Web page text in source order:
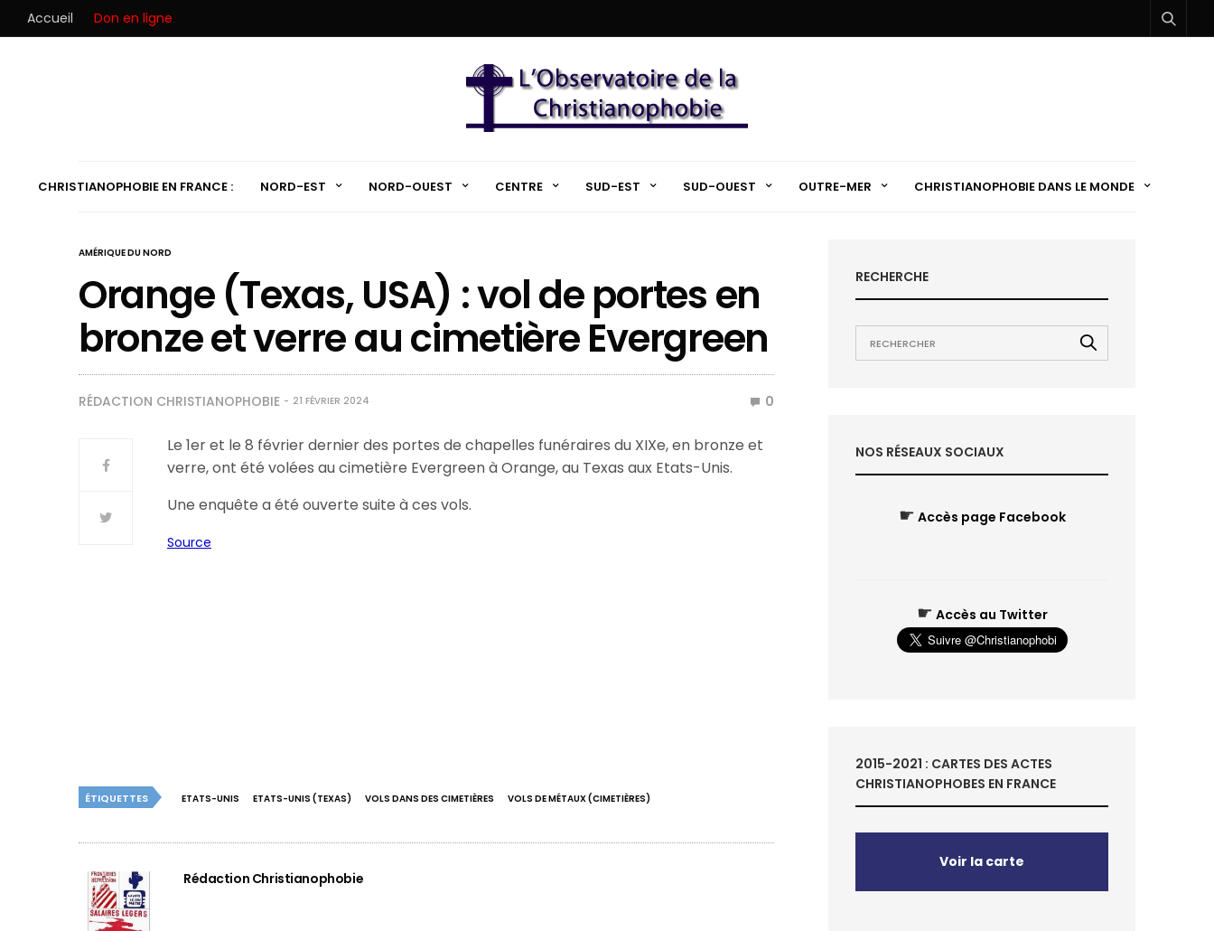
Accueil Don en ligne
CHRISTIANOPHOBIE EN FRANCE : NORD-EST NORD-OUEST CENTRE SUD-EST SUD-OUEST OUTRE-MER CHRISTIANOPHOBIE DANS LE MONDE
AMÉRIQUE DU NORD
Orange (Texas, USA) : vol de portes en
bronze et verre au cimetière Evergreen
RÉDACTION CHRISTIANOPHOBIE 21 FÉVRIER 2024 0
Le 1er et le 8 février dernier des portes de chapelles funéraires du XIXe, en bronze et
verre, ont été volées au cimetière Evergreen à Orange, au Texas aux Etats-Unis.
Une enquête a été ouverte suite à ces vols.
Source
ÉTIQUETTES ETATS-UNIS ETATS-UNIS (TEXAS) VOLS DANS DES CIMETIÈRES VOLS DE MÉTAUX (CIMETIÈRES)
Rédaction Christianophobie
RECHERCHE
NOS RÉSEAUX SOCIAUX
☛ Accès page Facebook
☛ Accès au Twitter
2015-2021 : CARTES DES ACTES
CHRISTIANOPHOBES EN FRANCE
Voir la carte